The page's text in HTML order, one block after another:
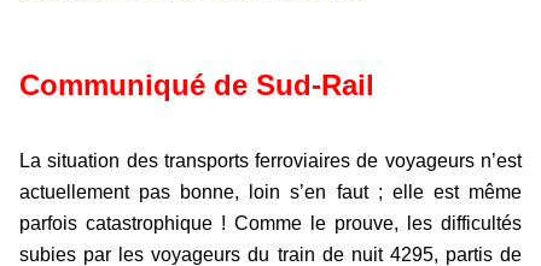
Communiqué de Sud-Rail
La situation des transports ferroviaires de voyageurs n’est
actuellement pas bonne, loin s’en faut ; elle est même
parfois catastrophique ! Comme le prouve, les difficultés
subies par les voyageurs du train de nuit 4295, partis de